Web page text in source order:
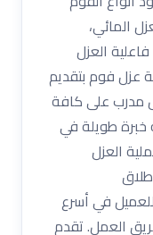
المائي،
العزل
عزل فوم بتقديم
مدرب على كافة
خبرة طويلة في
العزل
في أسرع
العمل. تقدم